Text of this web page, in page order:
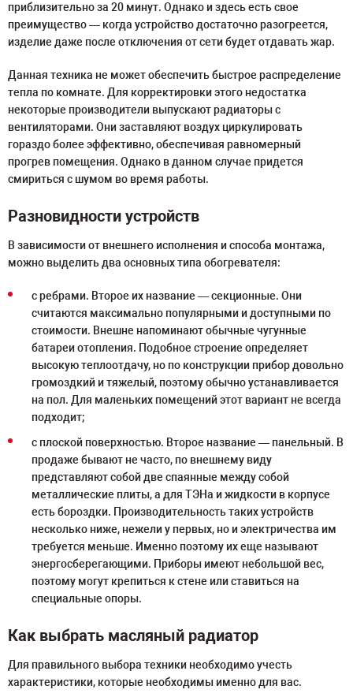
приблизительно за 20 минут. Однако и здесь есть свое
преимущество — когда устройство достаточно разогреется,
изделие даже после отключения от сети будет отдавать жар.
Данная техника не может обеспечить быстрое распределение
тепла по комнате. Для корректировки этого недостатка
некоторые производители выпускают радиаторы с
вентиляторами. Они заставляют воздух циркулировать
гораздо более эффективно, обеспечивая равномерный
прогрев помещения. Однако в данном случае придется
смириться с шумом во время работы.
Разновидности устройств
В зависимости от внешнего исполнения и способа монтажа,
можно выделить два основных типа обогревателя:
с ребрами. Второе их название — секционные. Они
считаются максимально популярными и доступными по
стоимости. Внешне напоминают обычные чугунные
батареи отопления. Подобное строение определяет
высокую теплоотдачу, но по конструкции прибор довольно
громоздкий и тяжелый, поэтому обычно устанавливается
на пол. Для маленьких помещений этот вариант не всегда
подходит;
с плоской поверхностью. Второе название — панельный. В
продаже бывают не часто, по внешнему виду
представляют собой две спаянные между собой
металлические плиты, а для ТЭНа и жидкости в корпусе
есть бороздки. Производительность таких устройств
несколько ниже, нежели у первых, но и электричества им
требуется меньше. Именно поэтому их еще называют
энергосберегающими. Приборы имеют небольшой вес,
поэтому могут крепиться к стене или ставиться на
специальные опоры.
Как выбрать масляный радиатор
Для правильного выбора техники необходимо учесть
характеристики, которые необходимы именно для вас.